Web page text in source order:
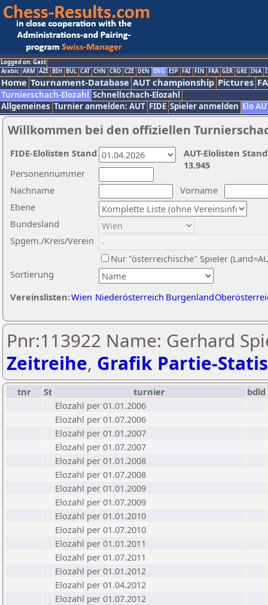
Logged on: Gast
Arabic ARM AZE BIH BUL CAT CHN CRO CZE DEN ENG ESP FAI FIN FRA GER GRE INA
Home Tournament-Database AUT championship Pictures
Turnierschach-Elozahl Schnellschach-Elozahl
Allgemeines Turnier anmelden: AUT FIDE Spieler anmelden Elo
Willkommen bei den offiziellen
Nachname
Vorname
Ebene
Sortierung
Personennummer
Bundesland
Spgem./Kreis/Verein
Nur "österreichische" Spieler
Vereinslisten:Wien Niederösterreich Burgenland
AUT-Elolisten
13.945
FIDE-Elolisten Stand
Pnr:113922 Name: Gerhard
Zeitreihe, Grafik Partie-
tnr St turnier bdld
Elozahl per 01.01.2006
Elozahl per 01.07.2006
Elozahl per 01.01.2007
Elozahl per 01.07.2007
Elozahl per 01.01.2008
Elozahl per 01.07.2008
Elozahl per 01.01.2009
Elozahl per 01.07.2009
Elozahl per 01.01.2010
Elozahl per 01.07.2010
Elozahl per 01.01.2011
Elozahl per 01.07.2011
Elozahl per 01.01.2012
Elozahl per 01.04.2012
Elozahl per 01.07.2012